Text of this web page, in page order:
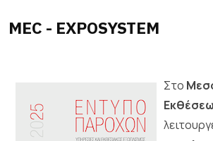
ΜEC - EXPOSYSTEM
Στο